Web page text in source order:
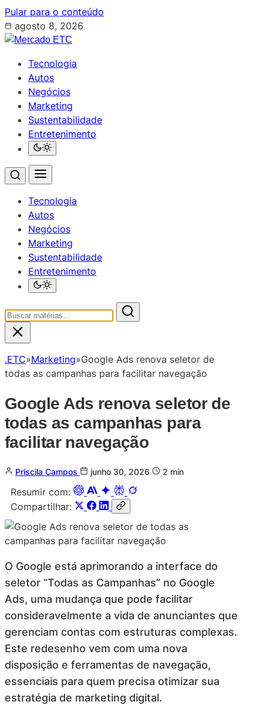
Pular para o conteúdo
agosto 8, 2026
Tecnologia
Autos
Negócios
Marketing
Sustentabilidade
Entretenimento
Tecnologia
Autos
Negócios
Marketing
Sustentabilidade
Entretenimento
.ETC»Marketing»Google Ads renova seletor de
todas as campanhas para facilitar navegação
Google Ads renova seletor de
todas as campanhas para
facilitar navegação
Priscila Campos junho 30, 2026 2 min
Resumir com:
Compartilhar:
O Google está aprimorando a interface do
seletor “Todas as Campanhas” no Google
Ads, uma mudança que pode facilitar
consideravelmente a vida de anunciantes que
gerenciam contas com estruturas complexas.
Este redesenho vem com uma nova
disposição e ferramentas de navegação,
essenciais para quem precisa otimizar sua
estratégia de marketing digital.